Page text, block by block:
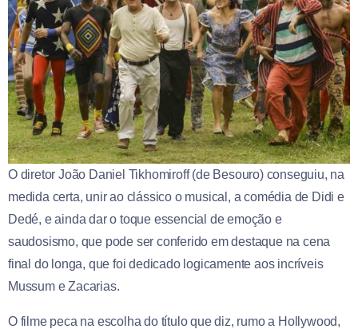
O diretor João Daniel Tikhomiroff (de Besouro) conseguiu, na
medida certa, unir ao clássico o musical, a comédia de Didi e
Dedé, e ainda dar o toque essencial de emoção e
saudosismo, que pode ser conferido em destaque na cena
final do longa, que foi dedicado logicamente aos incríveis
Mussum e Zacarias.
O filme peca na escolha do título que diz, rumo a Hollywood,